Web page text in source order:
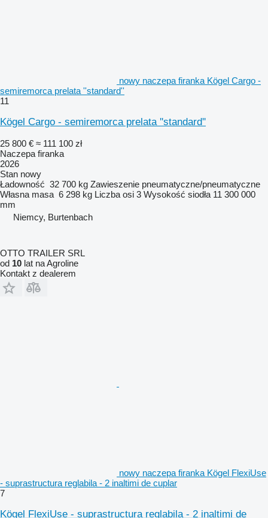
nowy naczepa firanka Kögel Cargo -
semiremorca prelata ''standard''
11
Kögel Cargo - semiremorca prelata ''standard''
25 800 € ≈ 111 100 zł
Naczepa firanka
2026
Stan nowy
Ładowność 32 700 kg Zawieszenie pneumatyczne/pneumatyczne
Własna masa 6 298 kg Liczba osi 3 Wysokość siodła 11 300 000
mm
Niemcy, Burtenbach
OTTO TRAILER SRL
od 10 lat na Agroline
Kontakt z dealerem
nowy naczepa firanka Kögel FlexiUse
- suprastructura reglabila - 2 inaltimi de cuplar
7
Kögel FlexiUse - suprastructura reglabila - 2 inaltimi de